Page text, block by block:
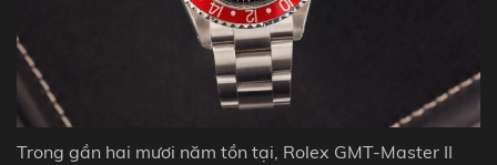
Trong gần hai mươi năm tồn tại, Rolex GMT-Master II